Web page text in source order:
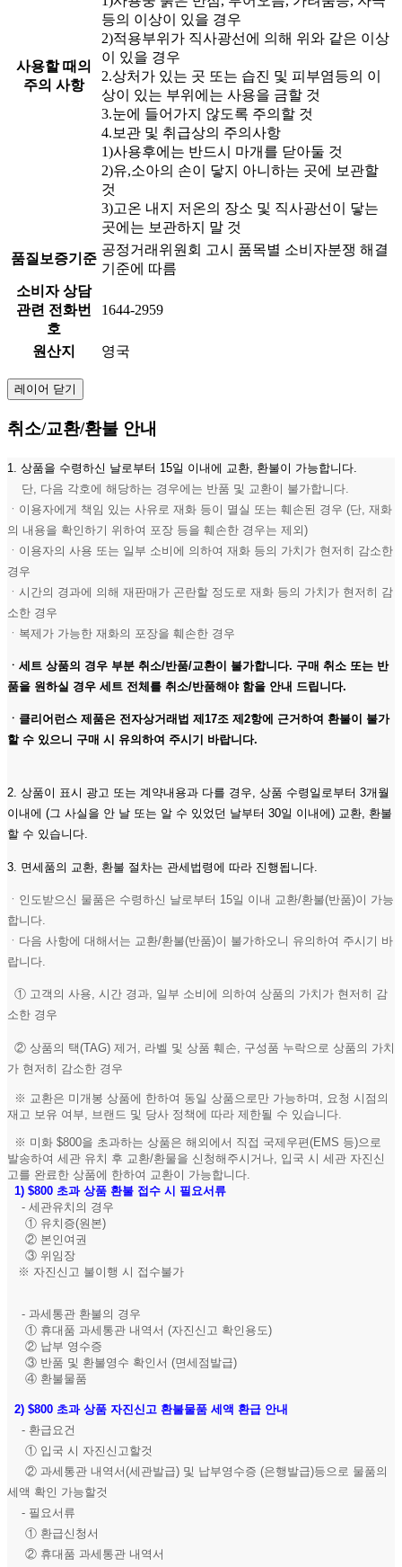
사용할 때의
주의 사항
등의 이상이 있을 경우
2)적용부위가 직사광선에 의해 위와 같은 이상
이 있을 경우
2.상처가 있는 곳 또는 습진 및 피부염등의 이
상이 있는 부위에는 사용을 금할 것
3.눈에 들어가지 않도록 주의할 것
4.보관 및 취급상의 주의사항
1)사용후에는 반드시 마개를 닫아둘 것
2)유,소아의 손이 닿지 아니하는 곳에 보관할
것
3)고온 내지 저온의 장소 및 직사광선이 닿는
곳에는 보관하지 말 것
품질보증기준
공정거래위원회 고시 품목별 소비자분쟁 해결
기준에 따름
소비자 상담
관련 전화번
호
1644-2959
원산지 영국
레이어 닫기
취소/교환/환불 안내
1. 상품을 수령하신 날로부터 15일 이내에 교환, 환불이 가능합니다.
단, 다음 각호에 해당하는 경우에는 반품 및 교환이 불가합니다.
ㆍ이용자에게 책임 있는 사유로 재화 등이 멸실 또는 훼손된 경우 (단, 재화
의 내용을 확인하기 위하여 포장 등을 훼손한 경우는 제외)
ㆍ이용자의 사용 또는 일부 소비에 의하여 재화 등의 가치가 현저히 감소한
경우
ㆍ시간의 경과에 의해 재판매가 곤란할 정도로 재화 등의 가치가 현저히 감
소한 경우
ㆍ복제가 가능한 재화의 포장을 훼손한 경우
ㆍ세트 상품의 경우 부분 취소/반품/교환이 불가합니다. 구매 취소 또는 반
품을 원하실 경우 세트 전체를 취소/반품해야 함을 안내 드립니다.
ㆍ클리어런스 제품은 전자상거래법 제17조 제2항에 근거하여 환불이 불가
할 수 있으니 구매 시 유의하여 주시기 바랍니다.
2. 상품이 표시 광고 또는 계약내용과 다를 경우, 상품 수령일로부터 3개월
이내에 (그 사실을 안 날 또는 알 수 있었던 날부터 30일 이내에) 교환, 환불
할 수 있습니다.
3. 면세품의 교환, 환불 절차는 관세법령에 따라 진행됩니다.
ㆍ인도받으신 물품은 수령하신 날로부터 15일 이내 교환/환불(반품)이 가능
합니다.
ㆍ다음 사항에 대해서는 교환/환불(반품)이 불가하오니 유의하여 주시기 바
랍니다.
① 고객의 사용, 시간 경과, 일부 소비에 의하여 상품의 가치가 현저히 감
소한 경우
② 상품의 택(TAG) 제거, 라벨 및 상품 훼손, 구성품 누락으로 상품의 가치
가 현저히 감소한 경우
※ 교환은 미개봉 상품에 한하여 동일 상품으로만 가능하며, 요청 시점의
재고 보유 여부, 브랜드 및 당사 정책에 따라 제한될 수 있습니다.
※ 미화 $800을 초과하는 상품은 해외에서 직접 국제우편(EMS 등)으로
발송하여 세관 유치 후 교환/환물을 신청해주시거나, 입국 시 세관 자진신
고를 완료한 상품에 한하여 교환이 가능합니다.
1) $800 초과 상품 환불 접수 시 필요서류
- 세관유치의 경우
① 유치증(원본)
② 본인여권
③ 위임장
※ 자진신고 불이행 시 접수불가
- 과세통관 환불의 경우
① 휴대품 과세통관 내역서 (자진신고 확인용도)
② 납부 영수증
③ 반품 및 환불영수 확인서 (면세점발급)
④ 환불물품
2) $800 초과 상품 자진신고 환불물품 세액 환급 안내
- 환급요건
① 입국 시 자진신고할것
② 과세통관 내역서(세관발급) 및 납부영수증 (은행발급)등으로 물품의
세액 확인 가능할것
- 필요서류
① 환급신청서
② 휴대품 과세통관 내역서